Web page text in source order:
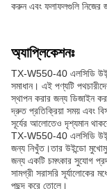
করুন এবং ফলাফলগুলি নিজের
অ্যাপ্লিকেশনঃ
TX-W550-40 এলসিডি
সমাধান। এই পণ্যটি
স্থাপন করার জন্য ডিজাইন
দ্রুত প্রতিক্রিয়া সময় এবং
সূর্যের আলোতেও দৃশ্যমান
TX-W550-40 এলসিডি
জন্য নিখুঁত।তার উইন্ডো
জন্য একটি চমৎকার সুযোগ
সামগ্রী সরাসরি সূর্যালোকের
পছন্দ করে তোলে।